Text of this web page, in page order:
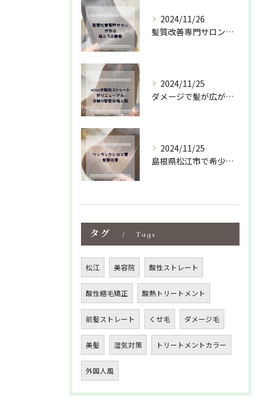
2024/11/26
髪質改善専門サロンでしか出来ない特化型の薬剤や施術で
2024/11/25
ダメージで髪が広がりパサついて収まりが悪い方におすすめ✌️
2024/11/25
島根県松江市で希少な髪質改善専門サロンの
タグ Tags
松江 美容院 酸性ストレート
酸性縮毛矯正 酸熱トリートメント
前髪ストレート くせ毛 ダメージ毛
美髪 湿気対策 トリートメントカラー
外国人風